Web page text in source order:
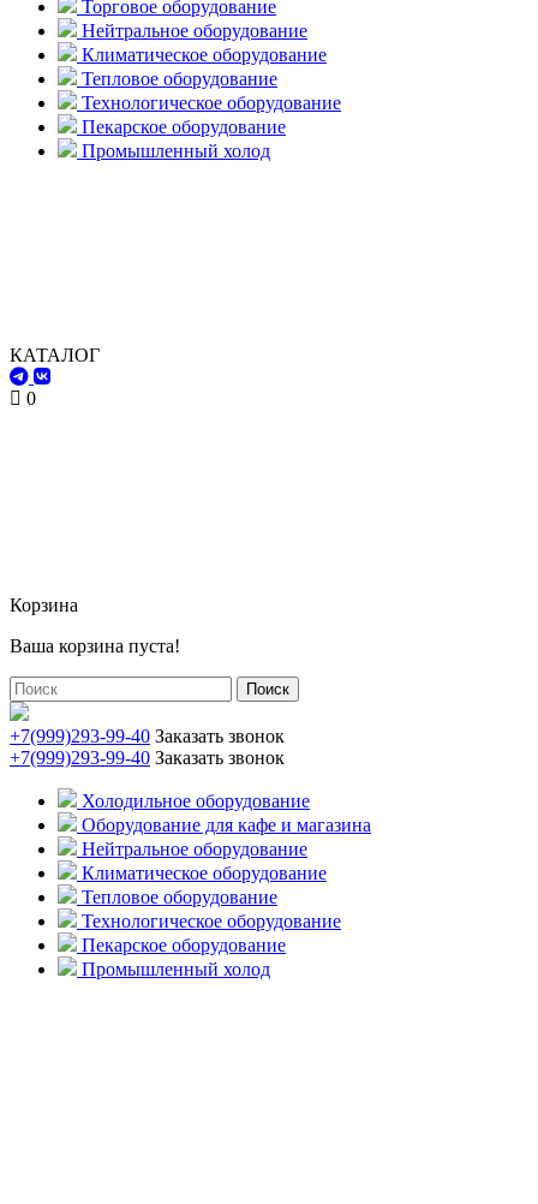
Торговое оборудование
Нейтральное оборудование
Климатическое оборудование
Тепловое оборудование
Технологическое оборудование
Пекарское оборудование
Промышленный холод
КАТАЛОГ
0
Корзина
Ваша корзина пуста!
Поиск
+7(999)293-99-40 Заказать звонок
+7(999)293-99-40 Заказать звонок
Холодильное оборудование
Оборудование для кафе и магазина
Нейтральное оборудование
Климатическое оборудование
Тепловое оборудование
Технологическое оборудование
Пекарское оборудование
Промышленный холод